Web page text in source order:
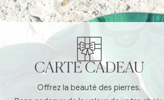
CARTE CADEAU
Offrez la beauté des pierres.